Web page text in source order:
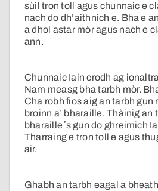
sùil tron toll agus chunnaic e
nach do dh’aithnich e. Bha e
a dhol astar mòr agus nach e
ann.
Chunnaic Iain crodh ag
Nam measg bha tarbh mòr.
Cha robh fios aig an tarbh gun
broinn a’ bharaille. Thàinig an
bharaille ʼs gun do ghreimich
Tharraing e tron toll e agus
air.
Ghabh an tarbh eagal a